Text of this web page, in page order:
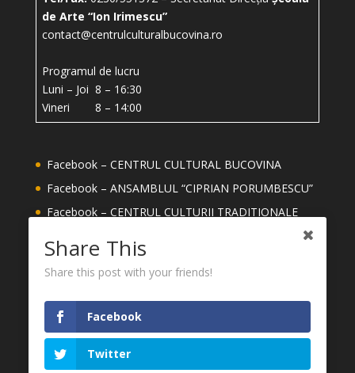
de Arte “Ion Irimescu”
contact@centrulculturalbucovina.ro
Programul de lucru
Luni – Joi 8 – 16:30
Vineri 8 – 14:00
Facebook – CENTRUL CULTURAL BUCOVINA
Facebook – ANSAMBLUL “CIPRIAN PORUMBESCU”
Facebook – CENTRUL CULTURII TRADITIONALE
SUCEAVA
Facebook – MEȘTERI DIN JUDETUL SUCEAVA
YouTube – CENTRUL CULTURAL BUCOVINA
CONSILIUL JUDEȚEAN SUCEAVA
MUZEUL NAȚIONAL AL BUCOVINEI
Share This
Share this post with your friends!
Facebook
Twitter